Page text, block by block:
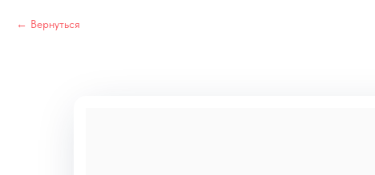
Вернуться